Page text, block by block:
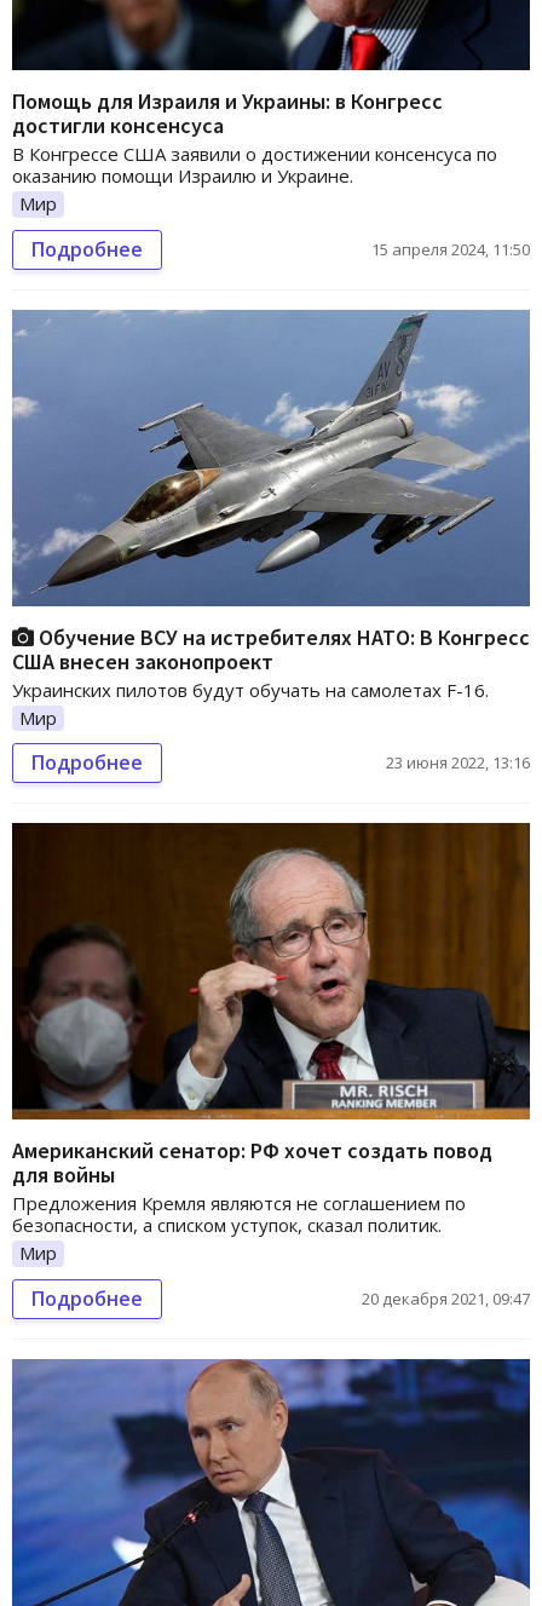
Помощь для Израиля и Украины: в Конгресс
достигли консенсуса
В Конгрессе США заявили о достижении консенсуса по
оказанию помощи Израилю и Украине.
Мир
Подробнее 15 апреля 2024, 11:50
Обучение ВСУ на истребителях НАТО: В Конгресс
США внесен законопроект
Украинских пилотов будут обучать на самолетах F-16.
Мир
Подробнее 23 июня 2022, 13:16
Американский сенатор: РФ хочет создать повод
для войны
Предложения Кремля являются не соглашением по
безопасности, а списком уступок, сказал политик.
Мир
Подробнее 20 декабря 2021, 09:47